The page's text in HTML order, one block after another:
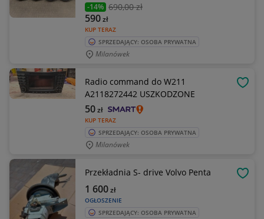
-14% 690,00 zł
KUP TERAZ
590zł
SPRZEDAJĄCY: OSOBA PRYWATNA
Milanówek
Radio command do W211
A2118272442 USZKODZONE
KUP TERAZ
50zł
SPRZEDAJĄCY: OSOBA PRYWATNA
Milanówek
Przekładnia S- drive Volvo Penta
OGŁOSZENIE
1 600zł
SPRZEDAJĄCY: OSOBA PRYWATNA